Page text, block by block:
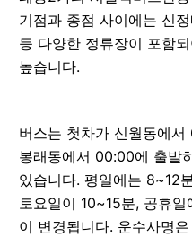
기점과 종점 사이에는 신
등 다양한 정류장이 포함
높습니다.
버스는 첫차가 신월동에
봉래동에서 00:00에 출발
있습니다. 평일에는 8~12
토요일이 10~15분, 공휴
이 변경됩니다. 운수사명